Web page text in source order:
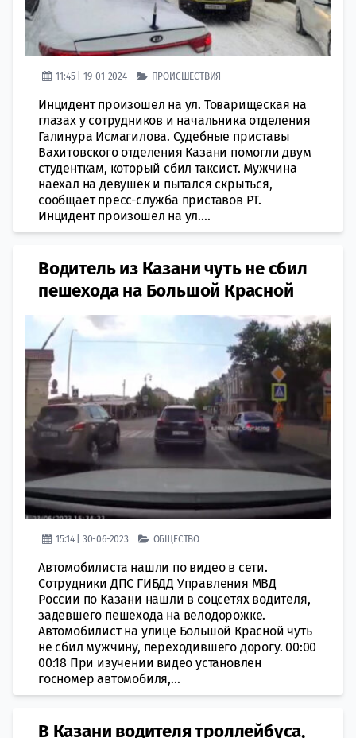
11:45 | 19-01-2024 ПРОИСШЕСТВИЯ
Инцидент произошел на ул. Товарищеская на
глазах у сотрудников и начальника отделения
Галинура Исмагилова. Судебные приставы
Вахитовского отделения Казани помогли двум
студенткам, который сбил таксист. Мужчина
наехал на девушек и пытался скрыться,
сообщает пресс-служба приставов РТ.
Инцидент произошел на ул....
Водитель из Казани чуть не сбил
пешехода на Большой Красной
15:14 | 30-06-2023 ОБЩЕСТВО
Автомобилиста нашли по видео в сети.
Сотрудники ДПС ГИБДД Управления МВД
России по Казани нашли в соцсетях водителя,
задевшего пешехода на велодорожке.
Автомобилист на улице Большой Красной чуть
не сбил мужчину, переходившего дорогу. 00:00
00:18 При изучении видео установлен
госномер автомобиля,...
В Казани водителя троллейбуса,